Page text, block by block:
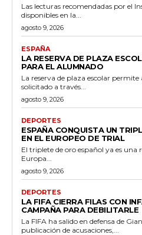
Las lecturas recomendadas por el
disponibles en la...
agosto 9, 2026
ESPAÑA
LA RESERVA DE PLAZA
PARA EL ALUMNADO
La reserva de plaza escolar
solicitado a través...
agosto 9, 2026
DEPORTES
ESPAÑA CONQUISTA UN
EN EL EUROPEO DE TRIAL
El triplete de oro español ya es una
Europa...
agosto 9, 2026
DEPORTES
LA FIFA CIERRA FILAS CON
CAMPAÑA PARA DEBILITARLE
La FIFA ha salido en defensa de
publicación de acusaciones,...